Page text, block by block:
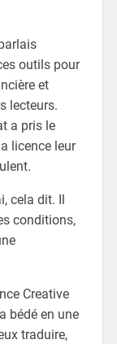
outils pour
et
lecteurs.
a pris le
licence leur
cela dit. Il
conditions,
Creative
bédé en une
traduire,